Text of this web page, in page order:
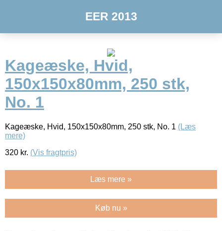
EER 2013
Kageæske, Hvid,
150x150x80mm, 250 stk,
No. 1
Kageæske, Hvid, 150x150x80mm, 250 stk, No. 1 (Læs
mere)
320 kr. (Vis fragtpris)
Læs mere »
Køb nu »